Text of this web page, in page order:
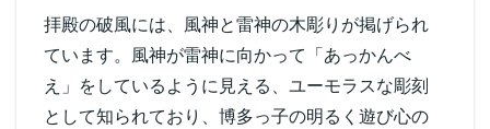
拝殿の破風には、風神と雷神の木彫りが掲げられ
ています。風神が雷神に向かって「あっかんべ
え」をしているように見える、ユーモラスな彫刻
として知られており、博多っ子の明るく遊び心の